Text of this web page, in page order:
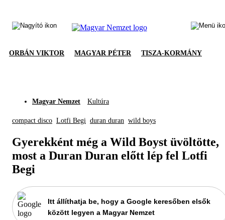
ORBÁN VIKTOR MAGYAR PÉTER TISZA-KORMÁNY
Magyar Nemzet Kultúra
compact disco Lotfi Begi duran duran wild boys
Gyerekként még a Wild Boyst üvöltötte,
most a Duran Duran előtt lép fel Lotfi
Begi
Itt állíthatja be, hogy a Google keresőben elsők
között legyen a Magyar Nemzet